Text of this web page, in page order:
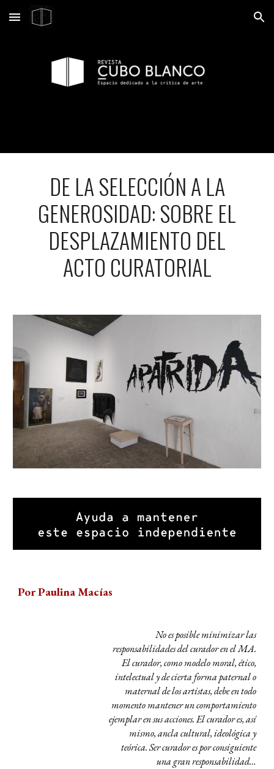
Skip to main content Skip to navigation
DE LA SELECCIÓN A LA
GENEROSIDAD: SOBRE EL
DESPLAZAMIENTO DEL
ACTO CURATORIAL
Por Paulina Macías
No es posible minimizar las
responsabilidades del curador en el MA.
El curador, como modelo moral, ético,
intelectual y de cierta forma paternal o
maternal de los artistas, debe en todo
momento mantener un comportamiento
ejemplar en sus acciones. El curador es, así
mismo, ancla cultural, ideológica y
teórica. Ser curador es por consiguiente
una gran responsabilidad…